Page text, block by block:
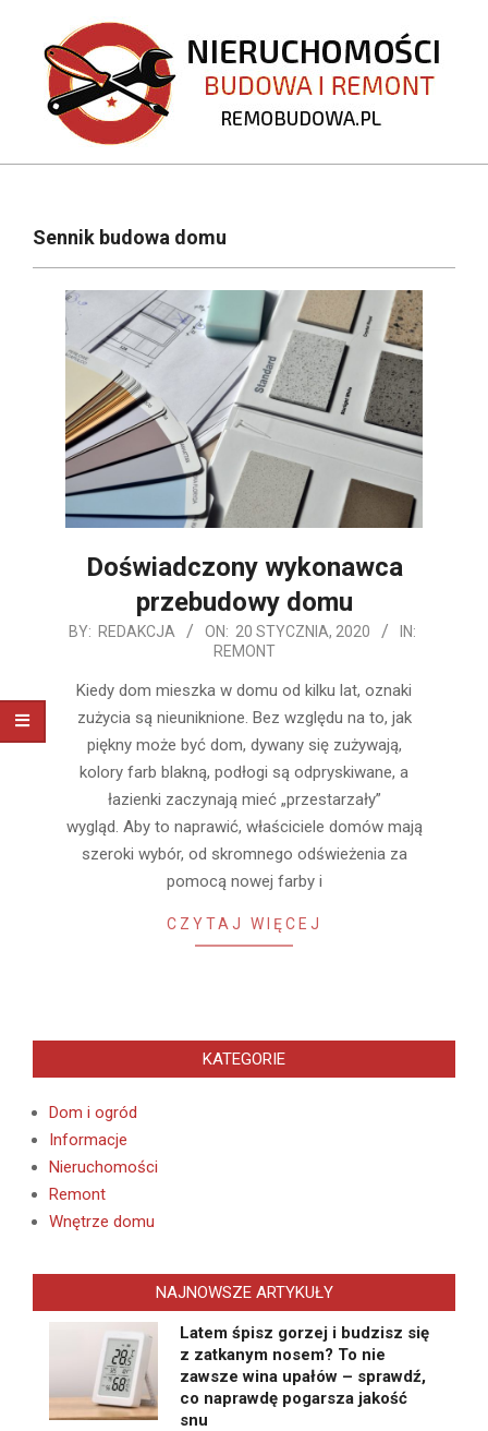
content
REMOBUDOWA.PL
NavigationSennik budowa domu
Doświadczony wykonawca
przebudowy domu
2020-
20
BY: REDAKCJA ON: 20 STYCZNIA, 2020
IN:
REMONT
Kiedy dom mieszka w domu od kilku lat, oznaki
zużycia są nieuniknione. Bez względu na to, jak
piękny może być dom, dywany się zużywają,
kolory farb blakną, podłogi są odpryskiwane, a
łazienki zaczynają mieć „przestarzały”
wygląd. Aby to naprawić, właściciele domów mają
szeroki wybór, od skromnego odświeżenia za
pomocą nowej farby i
CZYTAJ WIĘCEJ
KATEGORIE
Dom i ogród
Informacje
Nieruchomości
Remont
Wnętrze domu
NAJNOWSZE ARTYKUŁY
Latem śpisz gorzej i budzisz się
z zatkanym nosem? To nie
zawsze wina upałów – sprawdź,
co naprawdę pogarsza jakość
snu